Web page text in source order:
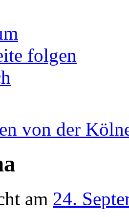
folgen
von der
am 24.